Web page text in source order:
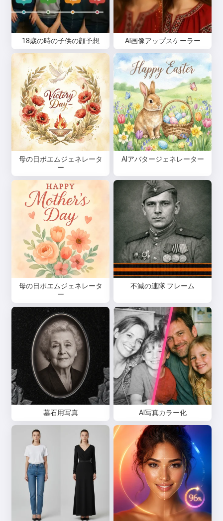
18歳の時の子供の顔予想 AI画像アップスケーラー
母の日ポエムジェネレータ
ー
AIアバタージェネレーター
母の日ポエムジェネレータ
ー
不滅の連隊 フレーム
墓石用写真 AI写真カラー化